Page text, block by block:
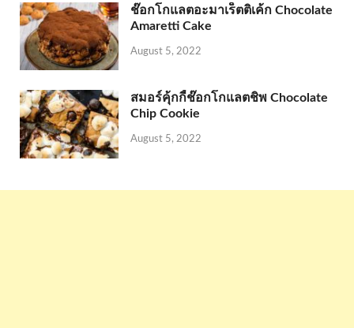
ช๊อกโกแลตอะมาเร็ตติเค้ก Chocolate
Amaretti Cake
August 5, 2022
สมอร์คุ้กกี้ช๊อกโกแลตชิพ Chocolate
Chip Cookie
August 5, 2022